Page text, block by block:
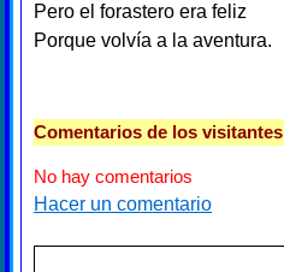
Pero el forastero era feliz
Porque volvía a la aventura.
Comentarios de los visitantes
No hay comentarios
Hacer un comentario